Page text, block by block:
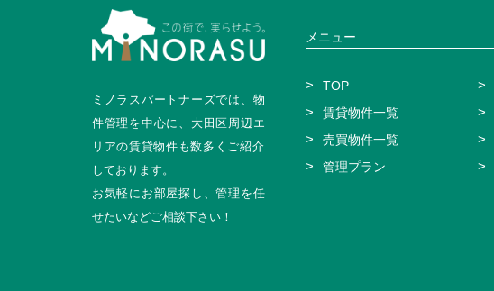
ミノラスパートナーズでは、物
件管理を中心に、大田区周辺エ
リアの賃貸物件も数多くご紹介
しております。
お気軽にお部屋探し、管理を任
せたいなどご相談下さい！
メニュー
TOP
賃貸物件一覧
売買物件一覧
管理プラン